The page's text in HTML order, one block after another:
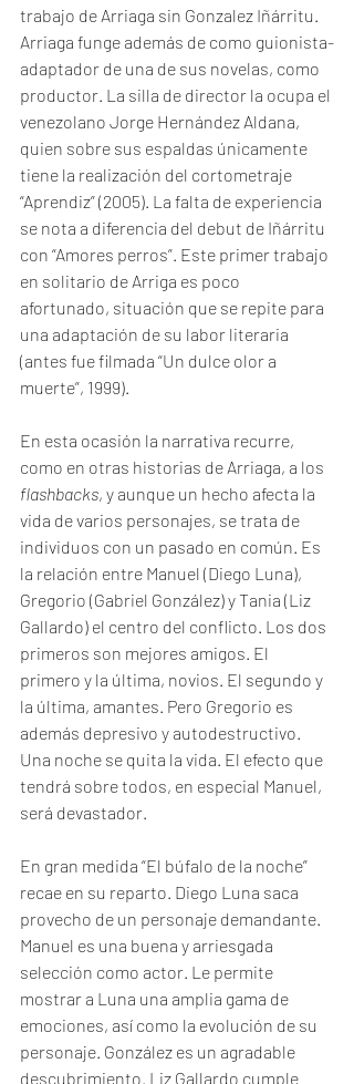
trabajo de Arriaga sin Gonzalez Iñárritu.
Arriaga funge además de como guionista-
adaptador de una de sus novelas, como
productor. La silla de director la ocupa el
venezolano Jorge Hernández Aldana,
quien sobre sus espaldas únicamente
tiene la realización del cortometraje
“Aprendiz” (2005). La falta de experiencia
se nota a diferencia del debut de Iñárritu
con “Amores perros”. Este primer trabajo
en solitario de Arriga es poco
afortunado, situación que se repite para
una adaptación de su labor literaria
(antes fue filmada “Un dulce olor a
muerte”, 1999).
En esta ocasión la narrativa recurre,
como en otras historias de Arriaga, a los
flashbacks, y aunque un hecho afecta la
vida de varios personajes, se trata de
individuos con un pasado en común. Es
la relación entre Manuel (Diego Luna),
Gregorio (Gabriel González) y Tania (Liz
Gallardo) el centro del conflicto. Los dos
primeros son mejores amigos. El
primero y la última, novios. El segundo y
la última, amantes. Pero Gregorio es
además depresivo y autodestructivo.
Una noche se quita la vida. El efecto que
tendrá sobre todos, en especial Manuel,
será devastador.
En gran medida “El búfalo de la noche”
recae en su reparto. Diego Luna saca
provecho de un personaje demandante.
Manuel es una buena y arriesgada
selección como actor. Le permite
mostrar a Luna una amplia gama de
emociones, así como la evolución de su
personaje. González es un agradable
descubrimiento. Liz Gallardo cumple